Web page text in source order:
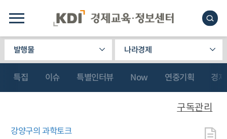
발행물 나라경제
특집 이슈 특별인터뷰 Now 연중기획 경
강양구의 과학토크
구독관리